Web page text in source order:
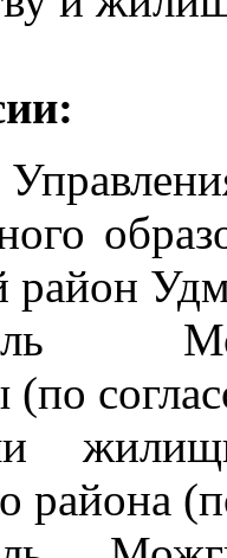
(по
района